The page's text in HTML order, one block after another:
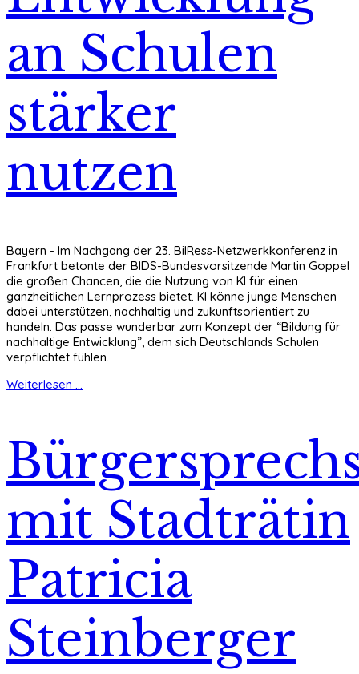
an Schulen
stärker
nutzen
Bayern - Im Nachgang der 23. BilRess-Netzwerkkonferenz in
Frankfurt betonte der BIDS-Bundesvorsitzende Martin Goppel
die großen Chancen, die die Nutzung von KI für einen
ganzheitlichen Lernprozess bietet. KI könne junge Menschen
dabei unterstützen, nachhaltig und zukunftsorientiert zu
handeln. Das passe wunderbar zum Konzept der “Bildung für
nachhaltige Entwicklung”, dem sich Deutschlands Schulen
verpflichtet fühlen.
Weiterlesen ...
mit Stadträtin
Patricia
Steinberger